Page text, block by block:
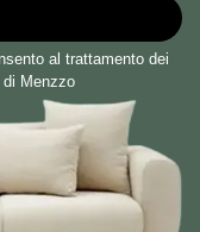
al trattamento dei
Menzzo